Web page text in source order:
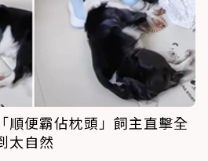
順便霸佔枕頭」飼主直擊全
太自然